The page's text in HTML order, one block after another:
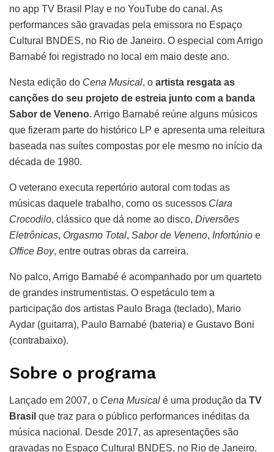
no app TV Brasil Play e no YouTube do canal. As
performances são gravadas pela emissora no Espaço
Cultural BNDES, no Rio de Janeiro. O especial com Arrigo
Barnabé foi registrado no local em maio deste ano.
Nesta edição do Cena Musical, o artista resgata as
canções do seu projeto de estreia junto com a banda
Sabor de Veneno. Arrigo Barnabé reúne alguns músicos
que fizeram parte do histórico LP e apresenta uma releitura
baseada nas suítes compostas por ele mesmo no início da
década de 1980.
O veterano executa repertório autoral com todas as
músicas daquele trabalho, como os sucessos Clara
Crocodilo, clássico que dá nome ao disco, Diversões
Eletrônicas, Orgasmo Total, Sabor de Veneno, Infortúnio e
Office Boy, entre outras obras da carreira.
No palco, Arrigo Barnabé é acompanhado por um quarteto
de grandes instrumentistas. O espetáculo tem a
participação dos artistas Paulo Braga (teclado), Mario
Aydar (guitarra), Paulo Barnabé (bateria) e Gustavo Boni
(contrabaixo).
Sobre o programa
Lançado em 2007, o Cena Musical é uma produção da TV
Brasil que traz para o público performances inéditas da
música nacional. Desde 2017, as apresentações são
gravadas no Espaço Cultural BNDES, no Rio de Janeiro.